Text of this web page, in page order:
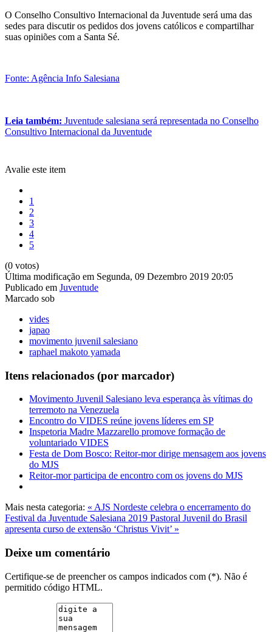
O Conselho Consultivo Internacional da Juventude será uma das
sedes para discutir os pedidos dos jovens católicos e compartilhar
suas opiniões com a Santa Sé.
Fonte: Agência Info Salesiana
Leia também: Juventude salesiana será representada no Conselho
Consultivo Internacional da Juventude
Avalie este item
1
2
3
4
5
(0 votos)
Última modificação em Segunda, 09 Dezembro 2019 20:05
Publicado em Juventude
Marcado sob
vides
japao
movimento juvenil salesiano
raphael makoto yamada
Itens relacionados (por marcador)
Movimento Juvenil Salesiano leva esperança às vítimas do
terremoto na Venezuela
Encontro do VIDES reúne jovens líderes em SP
Inspetoria Madre Mazzarello promove formação de
voluntariado VIDES
Festa de Dom Bosco: Reitor-mor dirige mensagem aos jovens
do MJS
Reitor-mor participa de encontro com os jovens do MJS
Mais nesta categoria: « AJS Nordeste celebra o encerramento do
Festival da Juventude Salesiana 2019 Pastoral Juvenil do Brasil
apresenta curso de extensão ‘Christus Vivit’ »
Deixe um comentário
Certifique-se de preencher os campos indicados com (*). Não é
permitido código HTML.